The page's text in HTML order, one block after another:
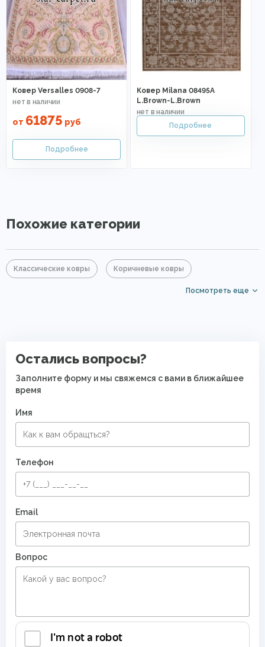
Ковер Versalles 0908-7
от 61875 руб
Ковер Milana 08495A
L.Brown-L.Brown
Похожие категории
Классические ковры Коричневые ковры
Ковры с коротким ворсомПосмотреть еще
Остались вопросы?
Заполните форму и мы свяжемся с вами в ближайшее
время
Имя
Телефон
Email
Вопрос